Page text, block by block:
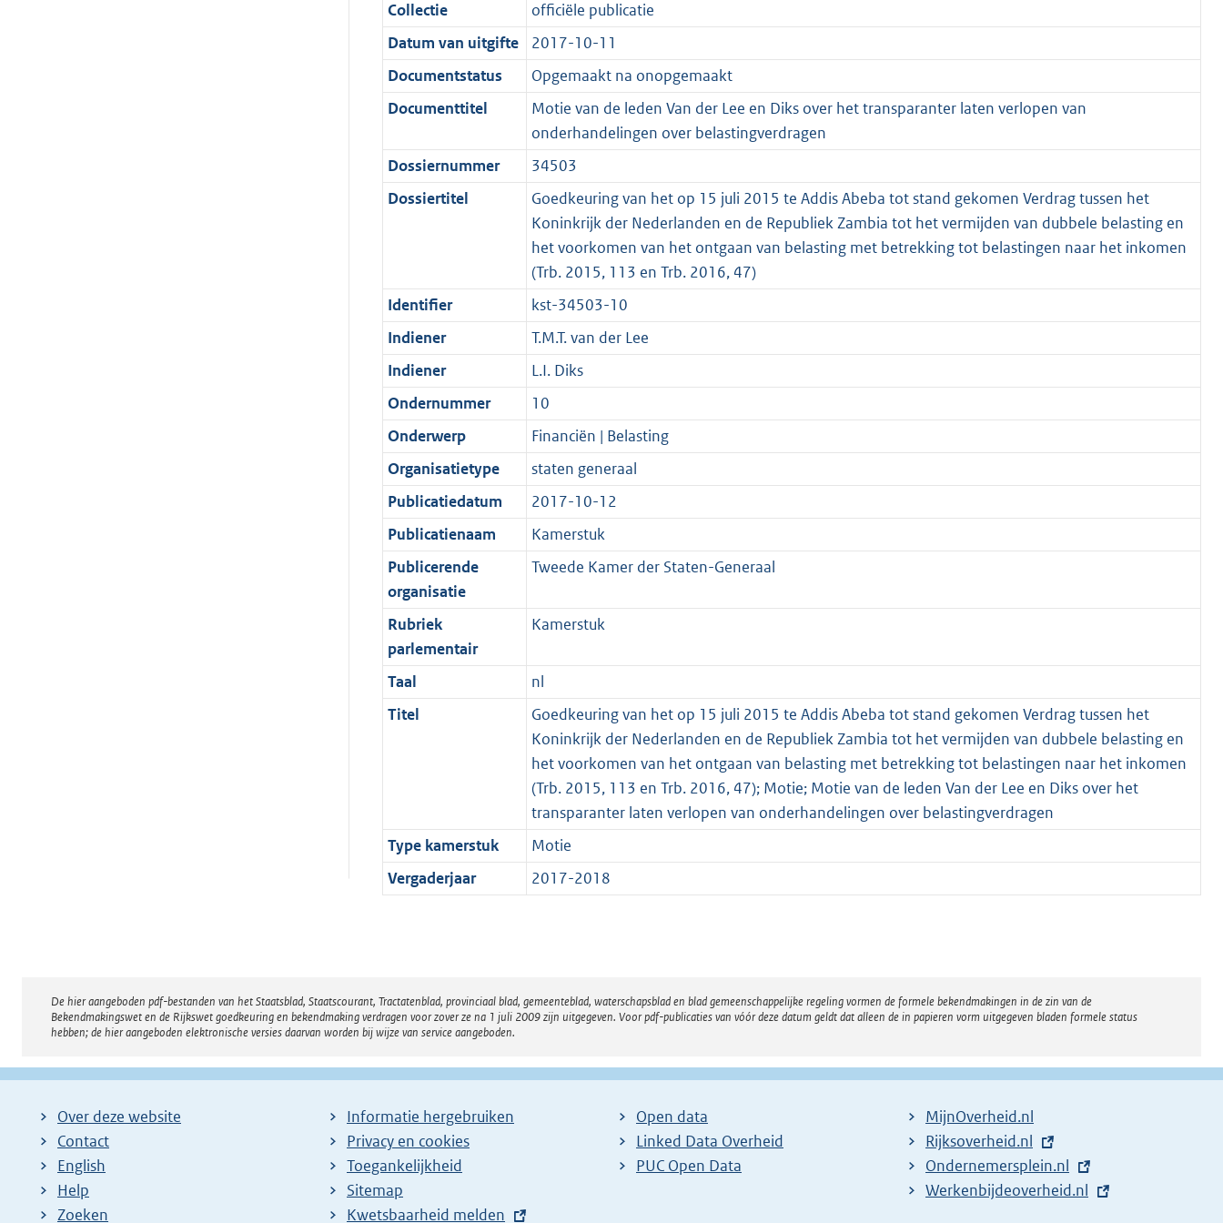
i
e
i
n
o
r
m
3
6
K
b
t
i
e
i
f
o
r
t
:
7
K
b
a
t
i
e
n
f
o
a
t
e
:
3
K
c
a
t
i
i
n
f
a
a
t
t
e
:
2
b
d
s
g
r
o
o
t
e
:
2
K
b
n
d
s
g
r
o
t
t
e
3
K
b
Collectie
officiële publicatie
Datum van uitgifte
2017-10-11
Documentstatus
Opgemaakt na onopgemaakt
Documenttitel
Motie van de leden Van der Lee en Diks over het transparanter laten verlopen van
onderhandelingen over belastingverdragen
Dossiernummer
34503
Dossiertitel
Goedkeuring van het op 15 juli 2015 te Addis Abeba tot stand gekomen Verdrag tussen het
Koninkrijk der Nederlanden en de Republiek Zambia tot het vermijden van dubbele belasting en
het voorkomen van het ontgaan van belasting met betrekking tot belastingen naar het inkomen
(Trb. 2015, 113 en Trb. 2016, 47)
Identifier
kst-34503-10
Indiener
T.M.T. van der Lee
Indiener
L.I. Diks
Ondernummer
10
Onderwerp
Financiën | Belasting
Organisatietype
staten generaal
Publicatiedatum
2017-10-12
Publicatienaam
Kamerstuk
Publicerende
organisatie
Tweede Kamer der Staten-Generaal
Rubriek
parlementair
Kamerstuk
Taal
nl
Titel
Goedkeuring van het op 15 juli 2015 te Addis Abeba tot stand gekomen Verdrag tussen het
Koninkrijk der Nederlanden en de Republiek Zambia tot het vermijden van dubbele belasting en
het voorkomen van het ontgaan van belasting met betrekking tot belastingen naar het inkomen
(Trb. 2015, 113 en Trb. 2016, 47); Motie; Motie van de leden Van der Lee en Diks over het
transparanter laten verlopen van onderhandelingen over belastingverdragen
Type kamerstuk
Motie
Vergaderjaar
2017-2018
Disclaimer
De hier aangeboden pdf-bestanden van het Staatsblad, Staatscourant, Tractatenblad, provinciaal blad, gemeenteblad, waterschapsblad en blad gemeenschappelijke regeling vormen de formele bekendmakingen in de zin van de
Bekendmakingswet en de Rijkswet goedkeuring en bekendmaking verdragen voor zover ze na 1 juli 2009 zijn uitgegeven. Voor pdf-publicaties van vóór deze datum geldt dat alleen de in papieren vorm uitgegeven bladen formele status
hebben; de hier aangeboden elektronische versies daarvan worden bij wijze van service aangeboden.
Over deze website
Contact
English
Help
Zoeken
Informatie hergebruiken
Privacy en cookies
Toegankelijkheid
Sitemap
E
Kwetsbaarheid melden
Open data
Linked Data Overheid
PUC Open Data
MijnOverheid.nl
E
x
t
Rijksoverheid.nl
E
x
Ondernemersplein.nl
E
Werkenbijdeoverheid.nl